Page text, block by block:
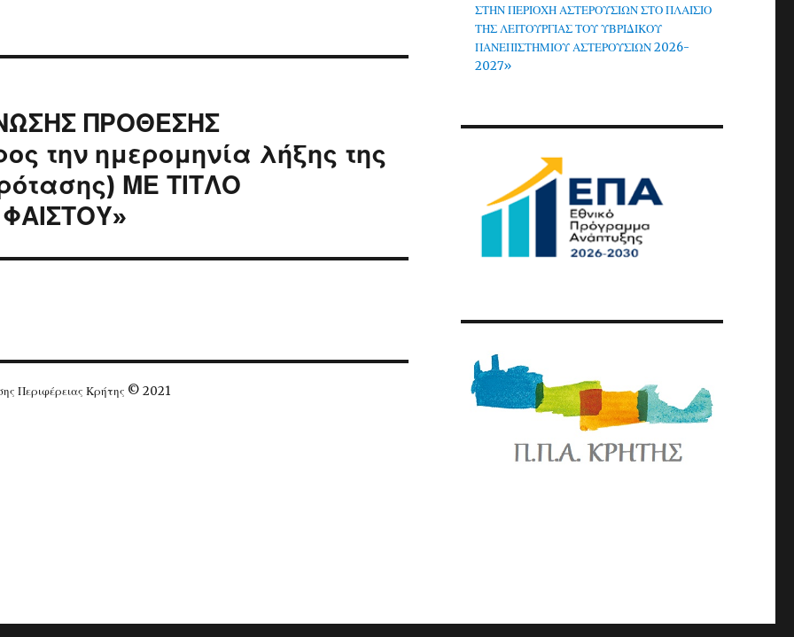
ΠΡΟΘΕΣΗΣ
την ημερομηνία λήξης της
ΜΕ ΤΙΤΛΟ
Περιφέρειας Κρήτης © 2021
ΣΤΗΝ ΠΕΡΙΟΧΗ ΑΣΤΕΡΟΥΣΙΩΝ ΣΤΟ ΠΛΑΙΣΙΟ
ΤΗΣ ΛΕΙΤΟΥΡΓΙΑΣ ΤΟΥ ΥΒΡΙΔΙΚΟΥ
ΠΑΝΕΠΙΣΤΗΜΙΟΥ ΑΣΤΕΡΟΥΣΙΩΝ 2026-
2027»